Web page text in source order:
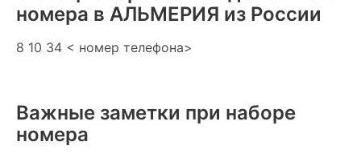
номера в АЛЬМЕРИЯ из России
8 10 34 < номер телефона>
Важные заметки при наборе
номера